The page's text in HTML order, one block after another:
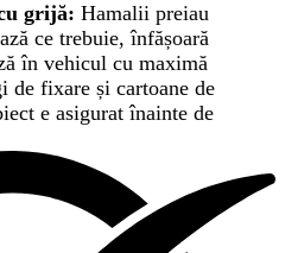
grijă: Hamalii preiau
ce trebuie, înfășoară
în vehicul cu maximă
de fixare și cartoane de
e asigurat înainte de